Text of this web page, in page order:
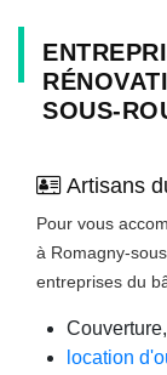
SOUS-
Artisans
Pour vous
à Romagny-
entreprises du
location